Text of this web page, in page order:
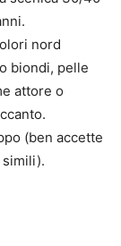
nord
biondi, pelle
attore o
(ben accette